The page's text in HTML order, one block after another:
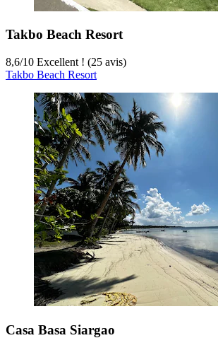
Takbo Beach Resort
8,6/10 Excellent ! (25 avis)
Takbo Beach Resort
Casa Basa Siargao